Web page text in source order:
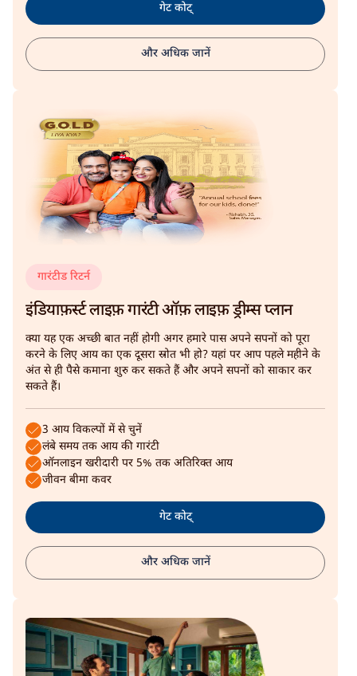
गेट कोट्
और अधिक जानें
इंडियाफ़र्स्ट लाइफ़ गारंटी ऑफ़ लाइफ़ ड्रीम्स प्लान
गारंटीड रिटर्न
क्या यह एक अच्छी बात नहीं होगी अगर हमारे पास अपने सपनों को पूरा
करने के लिए आय का एक दूसरा स्रोत भी हो? यहां पर आप पहले महीने के
अंत से ही पैसे कमाना शुरु कर सकते हैं और अपने सपनों को साकार कर
सकते हैं।
3 आय विकल्पों में से चुनें
लंबे समय तक आय की गारंटी
ऑनलाइन खरीदारी पर 5% तक अतिरिक्त आय
जीवन बीमा कवर
गेट कोट्
और अधिक जानें